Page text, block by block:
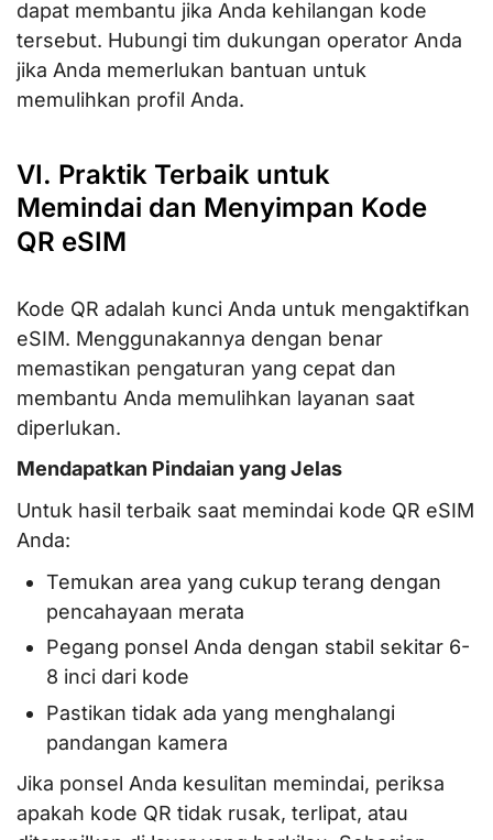
dapat membantu jika Anda kehilangan kode
tersebut. Hubungi tim dukungan operator Anda
jika Anda memerlukan bantuan untuk
memulihkan profil Anda.
VI. Praktik Terbaik untuk
Memindai dan Menyimpan Kode
QR eSIM
Kode QR adalah kunci Anda untuk mengaktifkan
eSIM. Menggunakannya dengan benar
memastikan pengaturan yang cepat dan
membantu Anda memulihkan layanan saat
diperlukan.
Mendapatkan Pindaian yang Jelas
Untuk hasil terbaik saat memindai kode QR eSIM
Anda:
Temukan area yang cukup terang dengan
pencahayaan merata
Pegang ponsel Anda dengan stabil sekitar 6-
8 inci dari kode
Pastikan tidak ada yang menghalangi
pandangan kamera
Jika ponsel Anda kesulitan memindai, periksa
apakah kode QR tidak rusak, terlipat, atau